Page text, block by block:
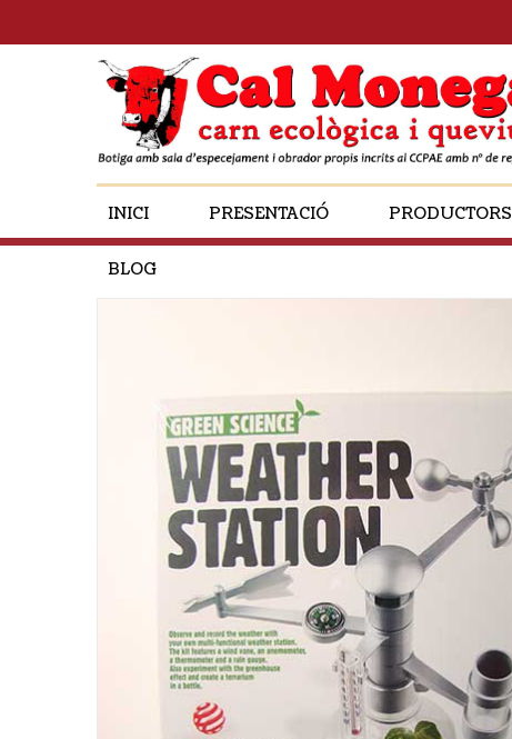
INICI PRESENTACIÓ PRODUCTORS
BLOG